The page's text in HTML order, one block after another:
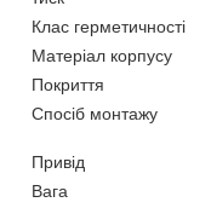
Клас герметичності
Матеріал корпусу
Покриття
Спосіб монтажу
Привід
Вага